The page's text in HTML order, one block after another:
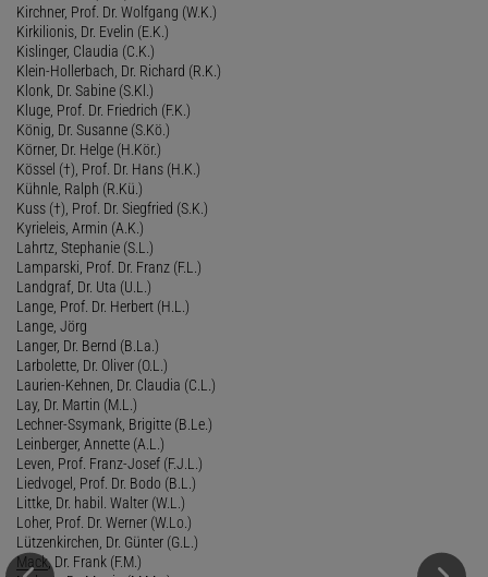
Kirchner, Prof. Dr. Wolfgang (W.K.)
Kirkilionis, Dr. Evelin (E.K.)
Kislinger, Claudia (C.K.)
Klein-Hollerbach, Dr. Richard (R.K.)
Klonk, Dr. Sabine (S.Kl.)
Kluge, Prof. Dr. Friedrich (F.K.)
König, Dr. Susanne (S.Kö.)
Körner, Dr. Helge (H.Kör.)
Kössel (†), Prof. Dr. Hans (H.K.)
Kühnle, Ralph (R.Kü.)
Kuss (†), Prof. Dr. Siegfried (S.K.)
Kyrieleis, Armin (A.K.)
Lahrtz, Stephanie (S.L.)
Lamparski, Prof. Dr. Franz (F.L.)
Landgraf, Dr. Uta (U.L.)
Lange, Prof. Dr. Herbert (H.L.)
Lange, Jörg
Langer, Dr. Bernd (B.La.)
Larbolette, Dr. Oliver (O.L.)
Laurien-Kehnen, Dr. Claudia (C.L.)
Lay, Dr. Martin (M.L.)
Lechner-Ssymank, Brigitte (B.Le.)
Leinberger, Annette (A.L.)
Leven, Prof. Franz-Josef (F.J.L.)
Liedvogel, Prof. Dr. Bodo (B.L.)
Littke, Dr. habil. Walter (W.L.)
Loher, Prof. Dr. Werner (W.Lo.)
Lützenkirchen, Dr. Günter (G.L.)
Mack, Dr. Frank (F.M.)